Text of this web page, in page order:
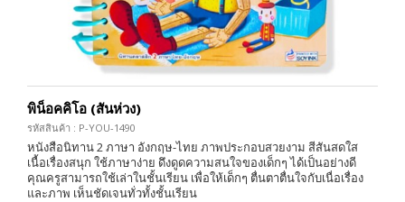
พิน็อคคิโอ (สันห่วง)
รหัสสินค้า : P-YOU-1490
หนังสือนิทาน 2 ภาษา อังกฤษ-ไทย ภาพประกอบสวยงาม สีสันสดใส
เนื้อเรื่องสนุก ใช้ภาษาง่าย ดึงดูดความสนใจของเด็กๆ ได้เป็นอย่างดี
คุณครูสามารถใช้เล่าในชั้นเรียน เพื่อให้เด็กๆ ตื่นตาตื่นใจกับเนื่อเรื่อง
และภาพ เห็นชัดเจนทั่วทั้งชั้นเรียน